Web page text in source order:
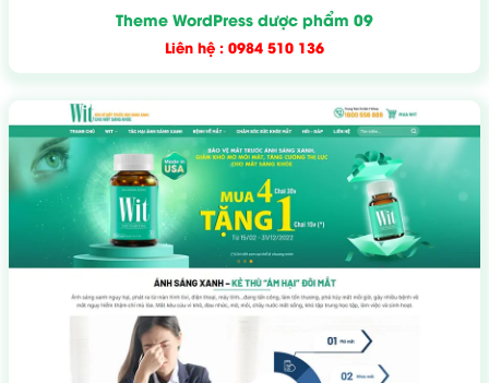
Theme WordPress dược phẩm 09
Liên hệ : 0984 510 136